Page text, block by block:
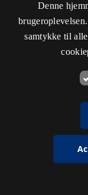
Denne
samtykke til